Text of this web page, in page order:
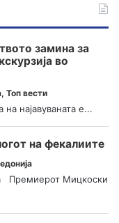
замина за
во
, Топ вести
најавуваната е...
на фекалиите
Премиерот Мицкоски